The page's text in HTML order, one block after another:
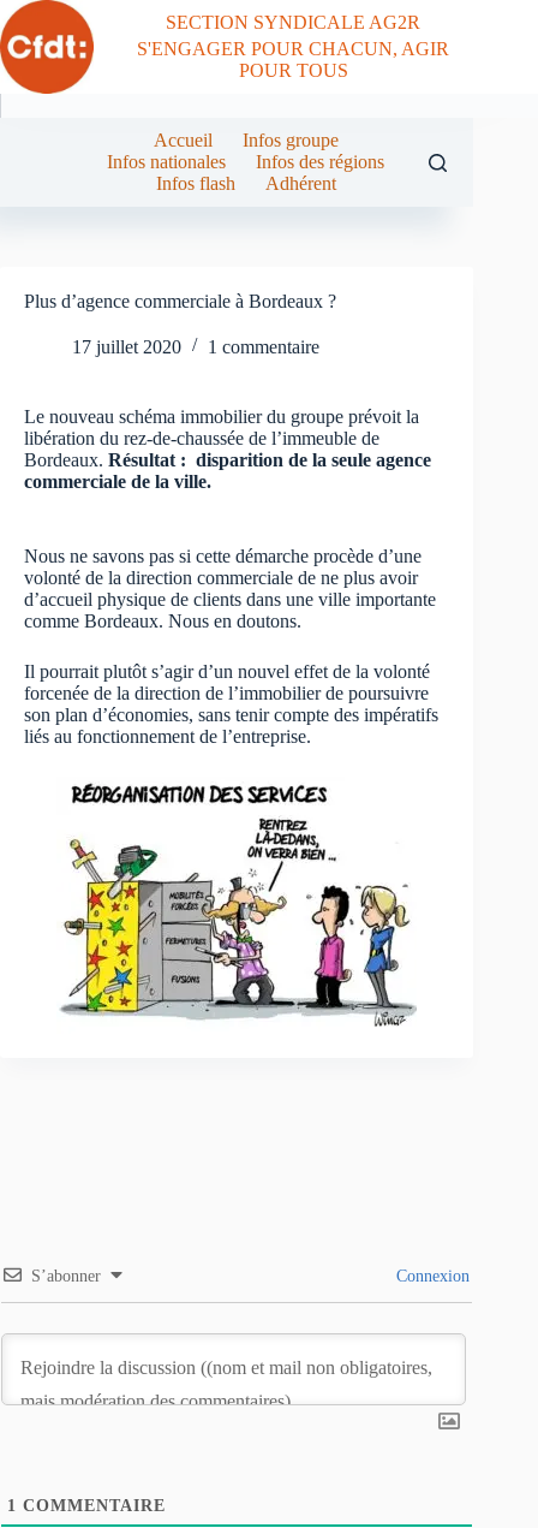
Passer
au
contenu
SECTION SYNDICALE AG2R
S'ENGAGER POUR CHACUN, AGIR
POUR TOUS
Accueil
Infos groupe
Infos nationales
Infos des régions
Infos flash
Adhérent
Plus d’agence commerciale à Bordeaux ?
17 juillet 2020 1 commentaire
Le nouveau schéma immobilier du groupe prévoit la
libération du rez-de-chaussée de l’immeuble de
Bordeaux. Résultat : disparition de la seule agence
commerciale de la ville.
Nous ne savons pas si cette démarche procède d’une
volonté de la direction commerciale de ne plus avoir
d’accueil physique de clients dans une ville importante
comme Bordeaux. Nous en doutons.
Il pourrait plutôt s’agir d’un nouvel effet de la volonté
forcenée de la direction de l’immobilier de poursuivre
son plan d’économies, sans tenir compte des impératifs
liés au fonctionnement de l’entreprise.
S’abonner Connexion
1 COMMENTAIRE